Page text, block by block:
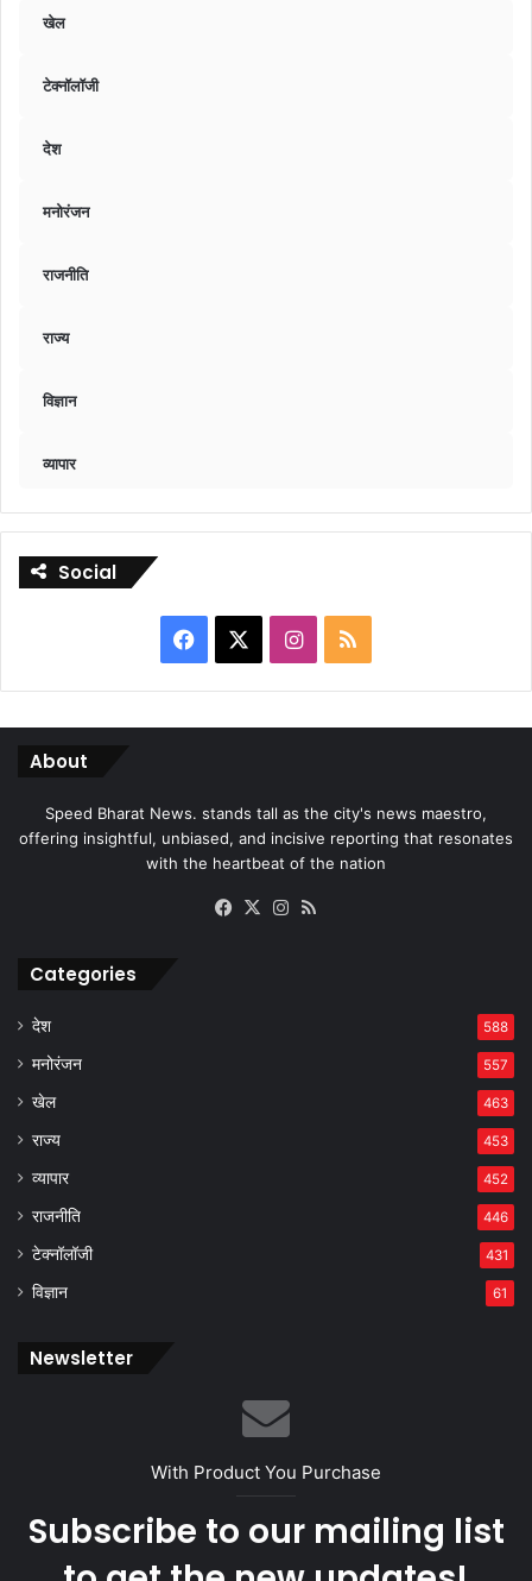
खेल
टेक्नॉलॉजी
देश
मनोरंजन
राजनीति
राज्य
विज्ञान
व्यापार
Social
Facebook Instagram
RSS
About
Speed Bharat News. stands tall as the city's news maestro,
offering insightful, unbiased, and incisive reporting that resonates
with the heartbeat of the nation
Facebook
X Instagram
Categories
देश 588
मनोरंजन 557
खेल 463
राज्य 453
व्यापार 452
राजनीति 446
टेक्नॉलॉजी 431
विज्ञान 61
Newsletter
With Product You Purchase
Subscribe to our mailing list